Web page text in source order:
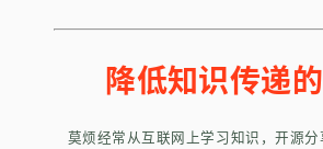
降低知识传递
莫烦经常从互联网上学习知识，开源